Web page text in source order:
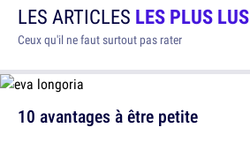
LES ARTICLES LES PLUS LUS
Ceux qu'il ne faut surtout pas rater
10 avantages à être petite